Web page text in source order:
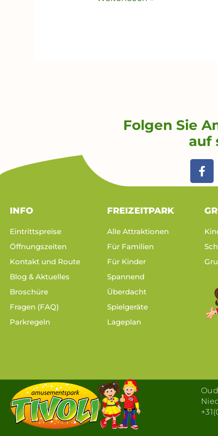
Folgen Sie
auf
F
a
c
b
o
o
-
f
INFO
Eintrittspreise
Öffnungszeiten
Kontakt und Route
Blog & Aktuelles
Broschüre
Fragen (FAQ)
Parkregeln
FREIZEITPARK
Alle Attraktionen
Für Familien
Für Kinder
Spannend
Überdacht
Spielgeräte
Lageplan